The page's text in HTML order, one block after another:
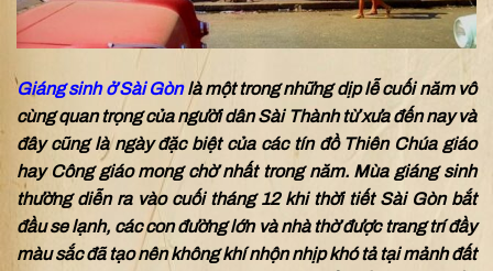
Giáng sinh ở Sài Gònlà một trong những dịp lễ cuối năm vô
cùng quan trọng của người dân Sài Thành từ xưa đến nay và
đây cũng là ngày đặc biệt của các tín đồ Thiên Chúa giáo
hay Công giáo mong chờ nhất trong năm. Mùa giáng sinh
thường diễn ra vào cuối tháng 12 khi thời tiết Sài Gòn bắt
đầu se lạnh, các con đường lớn và nhà thờ được trang trí đầy
màu sắc đã tạo nên không khí nhộn nhịp khó tả tại mảnh đất